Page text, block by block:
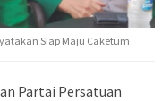
Siap Maju Caketum.
Partai Persatuan